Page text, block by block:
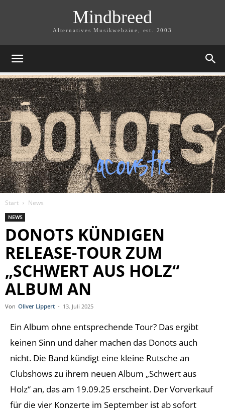
Mindbreed
Alternatives Musikwebzine, est. 2003
Start News
NEWS
DONOTS KÜNDIGEN
RELEASE-TOUR ZUM
„SCHWERT AUS HOLZ“
ALBUM AN
Von Oliver Lippert - 13. Juli 2025
Ein Album ohne entsprechende Tour? Das ergibt
keinen Sinn und daher machen das Donots auch
nicht. Die Band kündigt eine kleine Rutsche an
Clubshows zu ihrem neuen Album „Schwert aus
Holz“ an, das am 19.09.25 erscheint. Der Vorverkauf
für die vier Konzerte im September ist ab sofort